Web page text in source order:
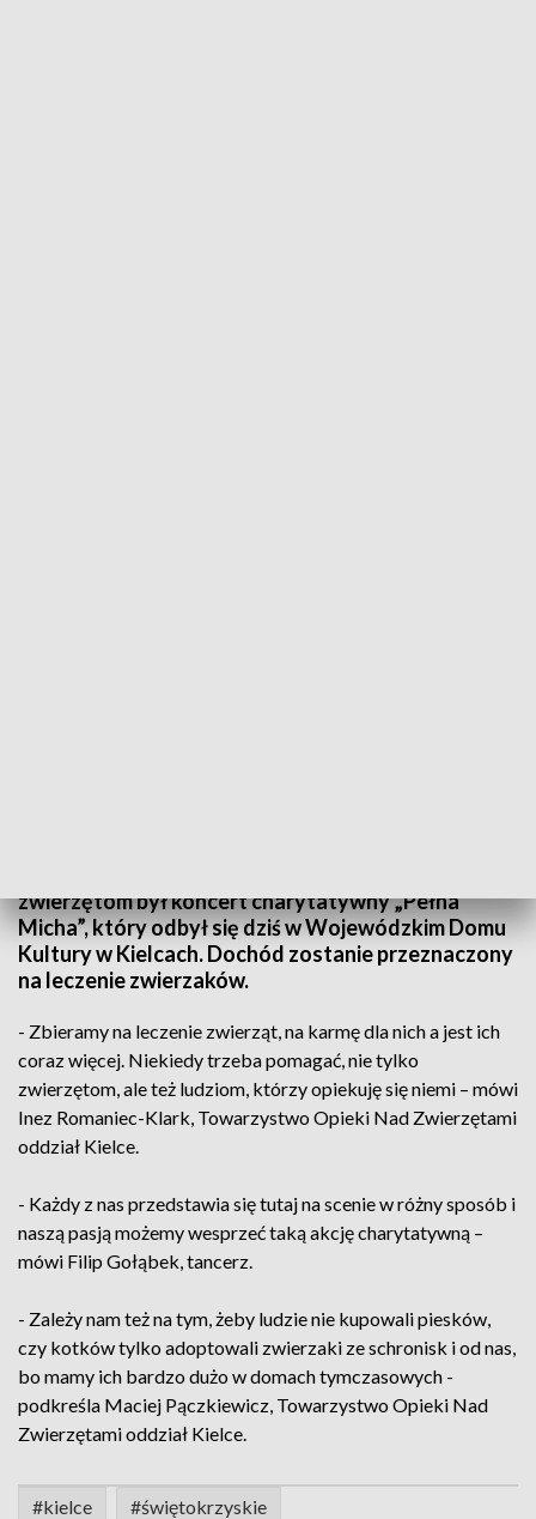
zwierzętom był koncert charytatywny „Pełna
Micha”, który odbył się dziś w Wojewódzkim Domu
Kultury w Kielcach. Dochód zostanie przeznaczony
na leczenie zwierzaków.
- Zbieramy na leczenie zwierząt, na karmę dla nich a jest ich
coraz więcej. Niekiedy trzeba pomagać, nie tylko
zwierzętom, ale też ludziom, którzy opiekuję się niemi – mówi
Inez Romaniec-Klark, Towarzystwo Opieki Nad Zwierzętami
oddział Kielce.
- Każdy z nas przedstawia się tutaj na scenie w różny sposób i
naszą pasją możemy wesprzeć taką akcję charytatywną –
mówi Filip Gołąbek, tancerz.
- Zależy nam też na tym, żeby ludzie nie kupowali piesków,
czy kotków tylko adoptowali zwierzaki ze schronisk i od nas,
bo mamy ich bardzo dużo w domach tymczasowych -
podkreśla Maciej Pączkiewicz, Towarzystwo Opieki Nad
Zwierzętami oddział Kielce.
#kielce #świętokrzyskie